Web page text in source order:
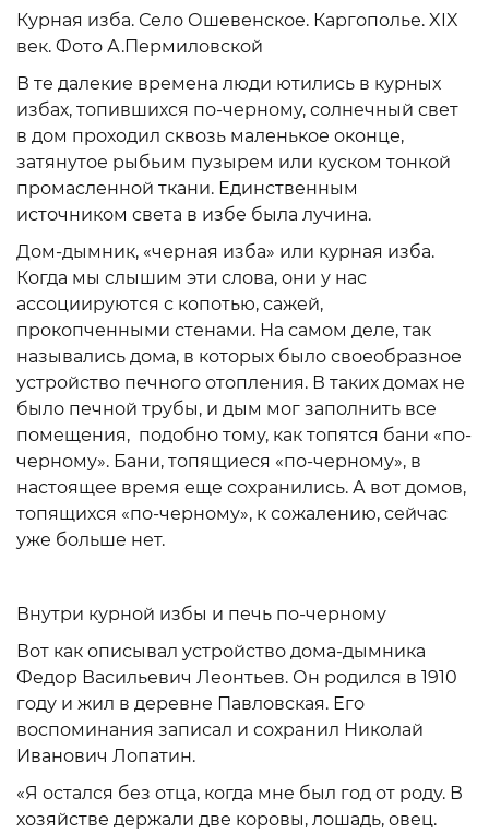
Курная изба. Село Ошевенское. Каргополье. XIX
век. Фото А.Пермиловской
В те далекие времена люди ютились в курных
избах, топившихся по-черному, солнечный свет
в дом проходил сквозь маленькое оконце,
затянутое рыбьим пузырем или куском тонкой
промасленной ткани. Единственным
источником света в избе была лучина.
Дом-дымник, «черная изба» или курная изба.
Когда мы слышим эти слова, они у нас
ассоциируются с копотью, сажей,
прокопченными стенами. На самом деле, так
назывались дома, в которых было своеобразное
устройство печного отопления. В таких домах не
было печной трубы, и дым мог заполнить все
помещения, подобно тому, как топятся бани «по-
черному». Бани, топящиеся «по-черному», в
настоящее время еще сохранились. А вот домов,
топящихся «по-черному», к сожалению, сейчас
уже больше нет.
Внутри курной избы и печь по-черному
Вот как описывал устройство дома-дымника
Федор Васильевич Леонтьев. Он родился в 1910
году и жил в деревне Павловская. Его
воспоминания записал и сохранил Николай
Иванович Лопатин.
«Я остался без отца, когда мне был год от роду. В
хозяйстве держали две коровы, лошадь, овец.